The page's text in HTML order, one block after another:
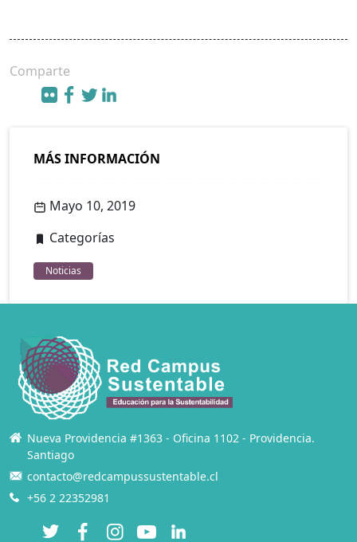
Comparte
MÁS INFORMACIÓN
Mayo 10, 2019
Categorías
Noticias
Nueva Providencia #1363 - Oficina 1102 - Providencia.
Santiago
contacto@redcampussustentable.cl
+56 2 22352981
Twitter FacebookInstagramYouTubeLinkedIn